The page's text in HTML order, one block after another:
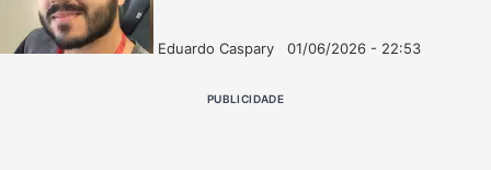
Eduardo Caspary
Xe-
01/06/2026 - 22:53
PUBLICIDADE